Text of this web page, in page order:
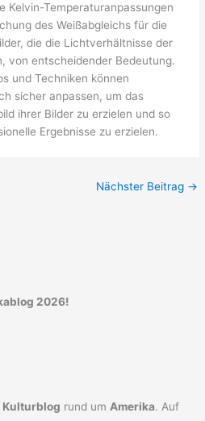
Kelvin-Temperaturanpassungen
des Weißabgleichs für die
die die Lichtverhältnisse der
von entscheidender Bedeutung.
und Techniken können
sicher anpassen, um das
ihrer Bilder zu erzielen und so
Ergebnisse zu erzielen.
Nächster Beitrag →
2026!
Kulturblog rund umAmerika. Auf